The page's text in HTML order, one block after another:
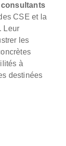
consultants
CSE et la
Leur
les
à
destinées